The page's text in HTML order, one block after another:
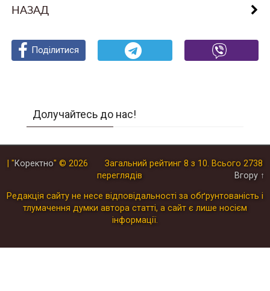
НАЗАД
Поділитися
Поділитися
Поділитися
Долучайтесь до нас!
| "Коректно" © 2026 Загальний рейтинг 8 з 10. Всього 2738
переглядів
Вгору ↑
Редакція сайту не несе відповідальності за обґрунтованість і
тлумачення думки автора статті, а сайт є лише носієм
інформації.